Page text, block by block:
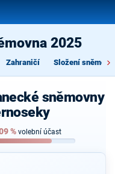
2025
Zahraničí Složení
sněmovny
% volební účast